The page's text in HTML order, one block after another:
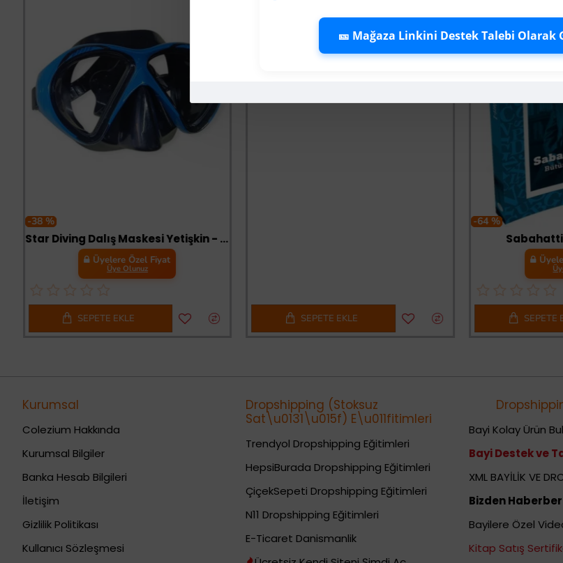
🎫 Mağaza Linkini Destek Talebi Olarak
-38 %
Star Diving Dalış Maskesi Yetişkin - 51701-MAVİ - 1 ADET
Üyelere Özel Fiyat
Üye Olunuz
SEPETE EKLE SEPETE EKLE
-64 %
SEPETE
Kurumsal
Colezium Hakkında
Kurumsal Bilgiler
Banka Hesab Bilgileri
İletişim
Gizlilik Politikası
Kullanıcı Sözleşmesi
Dropshipping (Stoksuz
Sat\u0131\u015f) E\u011fitimleri
Trendyol Dropshipping Eğitimleri
HepsiBurada Dropshipping Eğitimleri
ÇiçekSepeti Dropshipping Eğitimleri
N11 Dropshipping Eğitimleri
E-Ticaret Danismanlik
Bayi Kolay Ürün
Bayi Destek ve
XML BAYİLİK VE
Bizden
Bayilere Özel
Kitap Satış